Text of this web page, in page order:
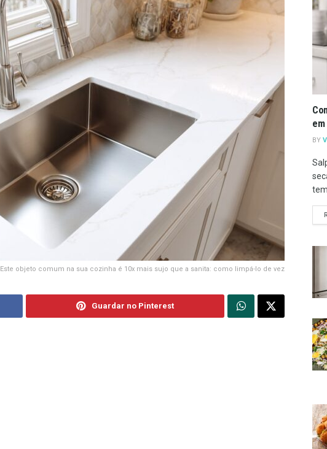
Este objeto comum na sua cozinha é 10x mais sujo que a sanita: como limpá-lo de vez
Guardar no Pinterest
BY